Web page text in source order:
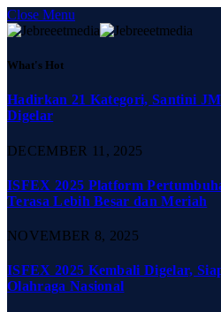
Close Menu
What's Hot
Hadirkan 21 Kategori, Santini
Digelar
DECEMBER 11, 2025
ISFEX 2025 Platform
Terasa Lebih Besar dan Meriah
NOVEMBER 8, 2025
ISFEX 2025 Kembali Digelar,
Olahraga Nasional